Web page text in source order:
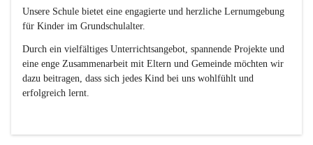
Unsere Schule bietet eine engagierte und herzliche Lernumgebung
für Kinder im Grundschulalter.
Durch ein vielfältiges Unterrichtsangebot, spannende Projekte und
eine enge Zusammenarbeit mit Eltern und Gemeinde möchten wir
dazu beitragen, dass sich jedes Kind bei uns wohlfühlt und
erfolgreich lernt.